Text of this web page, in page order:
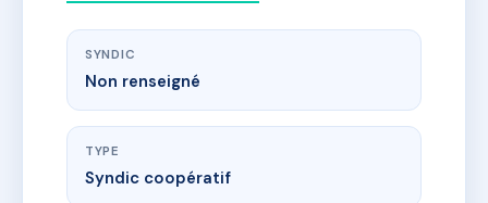
SYNDIC
Non renseigné
TYPE
Syndic coopératif